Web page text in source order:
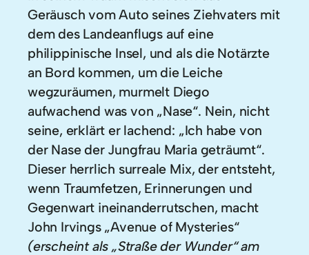
Geräusch vom Auto seines Ziehvaters mit
dem des Landeanflugs auf eine
philippinische Insel, und als die Notärzte
an Bord kommen, um die Leiche
wegzuräumen, murmelt Diego
aufwachend was von „Nase“. Nein, nicht
seine, erklärt er lachend: „Ich habe von
der Nase der Jungfrau Maria geträumt“.
Dieser herrlich surreale Mix, der entsteht,
wenn Traumfetzen, Erinnerungen und
Gegenwart ineinanderrutschen, macht
John Irvings „Avenue of Mysteries“
(erscheint als „Straße der Wunder“ am